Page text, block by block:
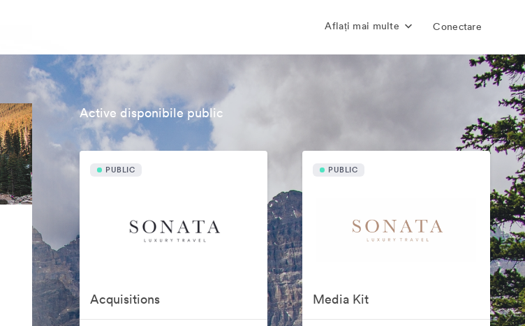
Aflați mai multe Conectare
Active disponibile public
PUBLIC
Acquisitions
PUBLIC
Media Kit